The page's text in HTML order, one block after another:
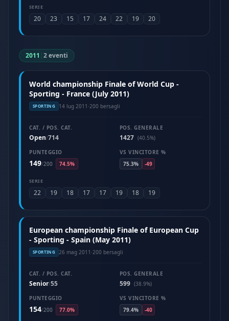
SERIE
20 23 15 17 24 22 19 20
2011 |2 eventi
World championship Finale of World Cup -
Sporting - France (July 2011)
SPORTING 14 lug 2011 ·200 bersagli
CAT. / POS. CAT.
Open/714
POS. GENERALE
1427 (40.5%)
PUNTEGGIO
149/200 74.5%
VS VINCITORE %
75.3%
-49
SERIE
22 19 18 17 17 19 18 19
European championship Finale of European Cup
- Sporting - Spain (May 2011)
SPORTING 26 mag 2011 ·200 bersagli
CAT. / POS. CAT.
Senior/55
POS. GENERALE
599 (38.9%)
PUNTEGGIO
154/200 77.0%
VS VINCITORE %
79.4%
-40